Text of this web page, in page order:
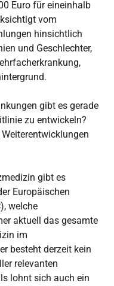
Euro für eineinhalb
vom
hinsichtlich
und Geschlechter,
gibt es gerade
zu entwickeln?
gibt es
Europäischen
welche
aktuell das gesamte
im
besteht derzeit kein
relevanten
lohnt sich auch ein